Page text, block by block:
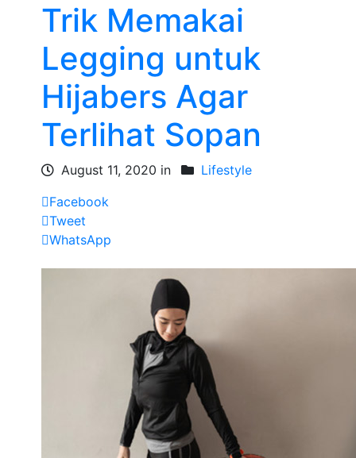
Trik Memakai
Legging untuk
Hijabers Agar
Terlihat Sopan
August 11, 2020 in
Lifestyle
Facebook
Tweet
WhatsApp